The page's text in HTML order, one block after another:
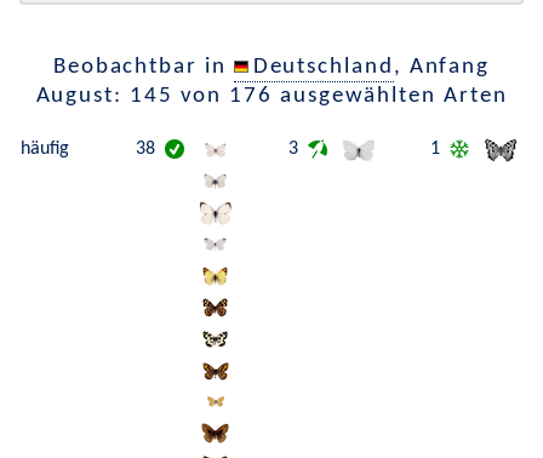
Beobachtbar in Deutschland , Anfang
August: 145 von 176 ausgewählten Arten
häufig 38 3 1